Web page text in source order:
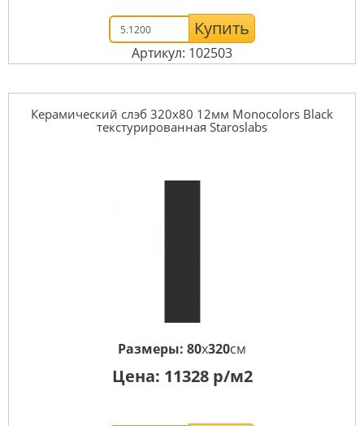
Купить
Артикул: 102503
Керамический слэб 320x80 12мм Monocolors Black
текстурированная Staroslabs
Размеры: 80x320см
Цена: 11328р/м2